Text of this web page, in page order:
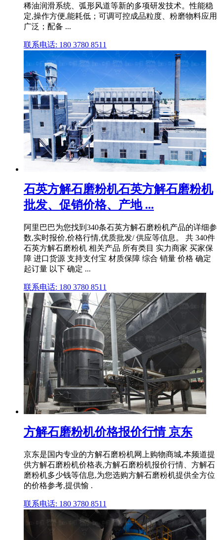
稀油润滑系统、弧形风道等新的多项研发技术。性能稳
定,操作方便,能耗低；可调可控成品粒度、粉磨物料应用
广泛；配备 ...
联系电话: 180 3780 8511
石英方解石磨粉机石英方解石磨粉机
批发、促销价格、产地 ...
阿里巴巴为您找到340条石英方解石磨粉机产品的详细参
数,实时报价,价格行情,优质批发/ 供应等信息。 共 340件
石英方解石磨粉机 相关产品 所有类目 实力商家 买家保
障 进口货源 支持支付宝 材质保障 综合 销量 价格 确定
起订量 以下 确定 ...
联系电话: 180 3780 8511
方解石磨粉机价格报价行情 京东
京东是国内专业的方解石磨粉机网上购物商城,本频道提
供方解石磨粉机价格表,方解石磨粉机报价行情、方解石
磨粉机多少钱等信息,为您选购方解石磨粉机提供全方位
的价格参考,提供愉 .
联系电话: 180 3780 8511